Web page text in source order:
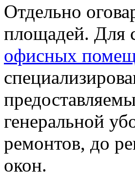
Отдельно
площадей. Для
офисных
генеральной
ремонтов, до
окон.